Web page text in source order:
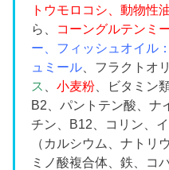
トウモロコシ、動物性
ら、 コーングルテンミ
ー、フィッシュオイル
ュミール 、フラクトオ
ス
、小麦粉 、ビタミン
B2、パントテン酸、ナ
チン、B12、コリン、
（カルシウム、ナトリ
ミノ酸複合体、鉄、コ